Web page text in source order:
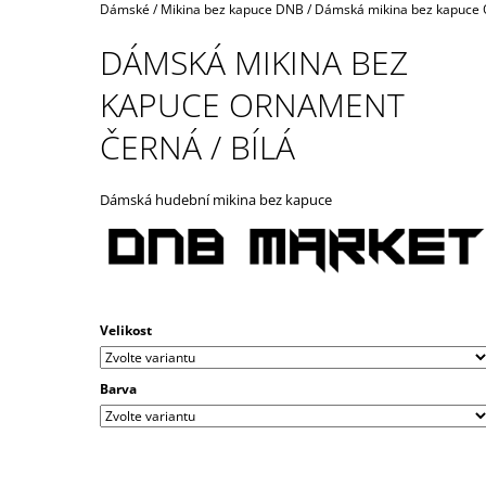
Domů
Dámské/ Mikina bez kapuce DNB / Dámská mikina bez
DÁMSKÁ MIKINA BEZ
KAPUCE ORNAMENT
ČERNÁ / BÍLÁ
Dámská hudební mikina bez kapuce
Velikost
Barva